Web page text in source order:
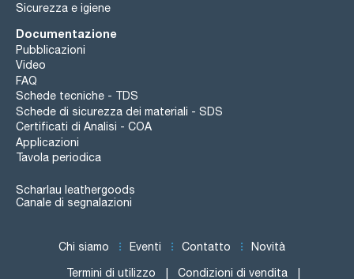
Sicurezza e igiene
Documentazione
Pubblicazioni
Video
FAQ
Schede tecniche - TDS
Schede di sicurezza dei materiali - SDS
Certificati di Analisi - COA
Applicazioni
Tavola periodica
Scharlau leathergoods
Canale di segnalazioni
Chi siamo Eventi Contatto Novità
Termini di utilizzo Condizioni di vendita